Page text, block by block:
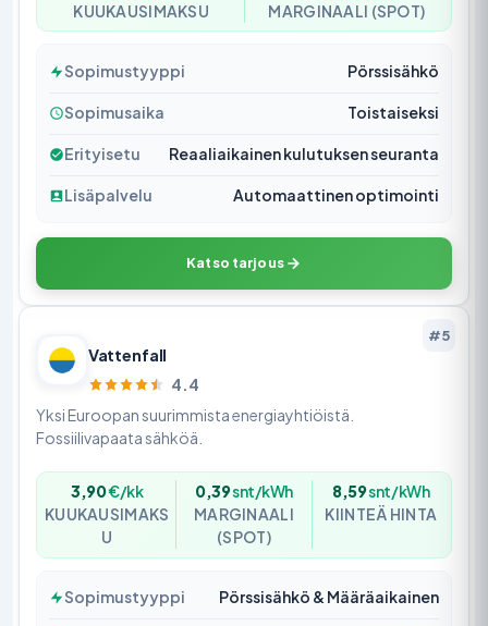
KUUKAUSIMAKSU
MARGINAALI (SPOT)
Sopimustyyppi Pörssisähkö
Sopimusaika Toistaiseksi
Erityisetu Reaaliaikainen kulutuksen seuranta
Lisäpalvelu Automaattinen optimointi
Katso tarjous
#5
Vattenfall
4.4
Yksi Euroopan suurimmista energiayhtiöistä.
Fossiilivapaata sähköä.
3,90€/kk
KUUKAUSIMAKS
U
0,39snt/kWh
MARGINAALI
(SPOT)
8,59snt/kWh
KIINTEÄ HINTA
Sopimustyyppi Pörssisähkö & Määräaikainen